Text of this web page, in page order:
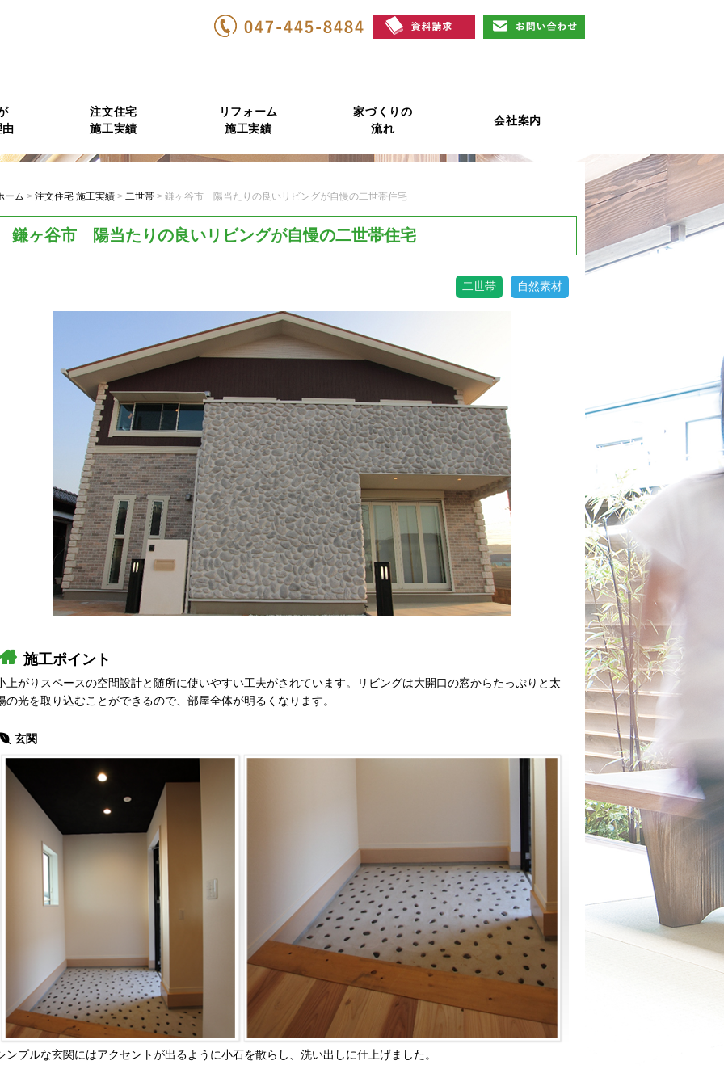
注文住宅
施工実績
リフォーム
施工実績
家づくりの
流れ
会社案内
ーム > 注文住宅 施工実績 > 二世帯 > 鎌ヶ谷市 陽当たりの良いリビングが自慢の二世帯住宅
鎌ヶ谷市 陽当たりの良いリビングが自慢の二世帯住宅
二世帯 自然素材
施工ポイント
上がりスペースの空間設計と随所に使いやすい工夫がされています。リビングは大開口の窓からたっぷりと太
の光を取り込むことができるので、部屋全体が明るくなります。
玄関
ンプルな玄関にはアクセントが出るように小石を散らし、洗い出しに仕上げました。